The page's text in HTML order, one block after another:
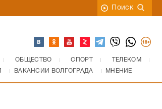
Поиск
ОБЩЕСТВО СПОРТ
ТЕЛЕКОМ
ВАКАНСИИ ВОЛГОГРАДА МНЕНИЕ